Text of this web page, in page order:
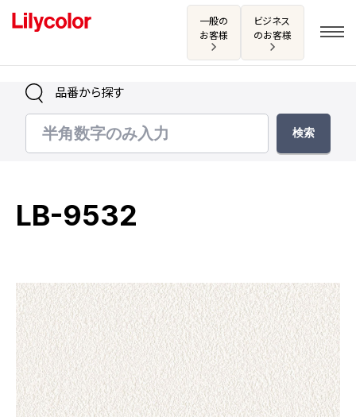
一般の
お客様
ビジネス
のお客様
ログイン・新規会員登録
お気に入り
商品を探す
商品を探す トップ
壁紙
カーテン
床材
カタログ一覧
カタログ一覧 トップ
壁紙
施工事例
品番から探す
LB-9532